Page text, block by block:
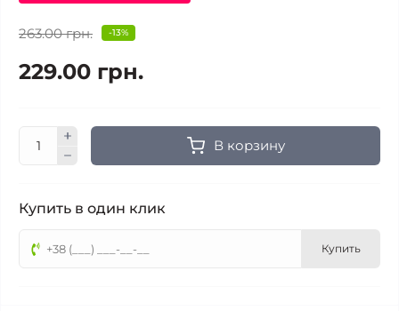
263.00 грн. -13%
229.00 грн.
В корзину
Купить в один клик
Купить